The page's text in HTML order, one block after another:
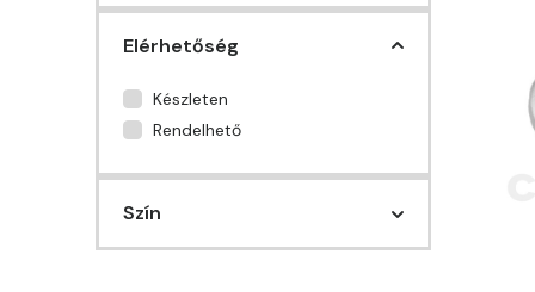
Elérhetőség
Készleten
Rendelhető
Szín
Ár